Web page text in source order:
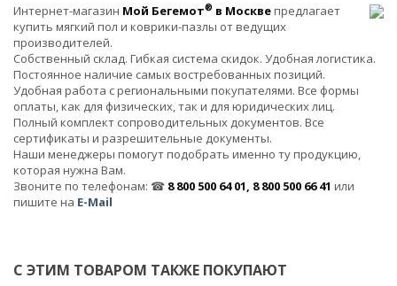
Интернет-магазин Мой Бегемот® в Москвепредлагает
купить мягкий пол и коврики-пазлы от ведущих
производителей.
Собственный склад. Гибкая система скидок. Удобная логистика.
Постоянное наличие самых востребованных позиций.
Удобная работа с региональными покупателями. Все формы
оплаты, как для физических, так и для юридических лиц.
Полный комплект сопроводительных документов. Все
сертификаты и разрешительные документы.
Наши менеджеры помогут подобрать именно ту продукцию,
которая нужна Вам.
Звоните по телефонам: ☎ 8 800 500 64 01, 8 800 500 66 41 или
пишите на E-Mail
С ЭТИМ ТОВАРОМ ТАКЖЕ ПОКУПАЮТ